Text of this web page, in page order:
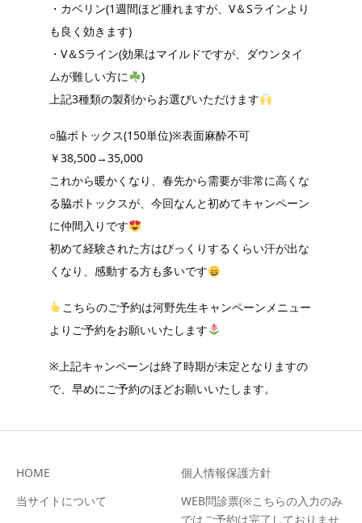
・カベリン(1週間ほど腫れますが、V＆Sラインより
も良く効きます)
・V＆Sライン(効果はマイルドですが、ダウンタイ
ムが難しい方に
)
上記3種類の製剤からお選びいただけます
○脇ボトックス(150単位)※表面麻酔不可
￥38,500→35,000
これから暖かくなり、春先から需要が非常に高くな
る脇ボトックスが、今回なんと初めてキャンペーン
に仲間入りです
初めて経験された方はびっくりするくらい汗が出な
くなり、感動する方も多いです
こちらのご予約は河野先生キャンペーンメニュー
よりご予約をお願いいたします
※上記キャンペーンは終了時期が未定となりますの
で、早めにご予約のほどお願いいたします。
HOME
個人情報保護方針
当サイトについて
WEB問診票(※こちらの入力のみ
ではご予約は完了しておりませ